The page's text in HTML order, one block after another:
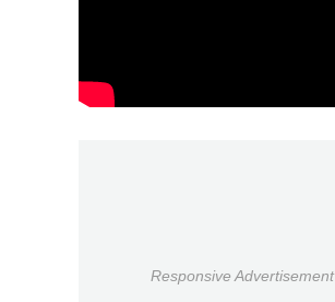
Responsive Advertisement